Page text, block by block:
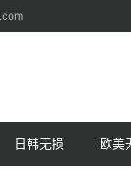
日韩无损 欧美